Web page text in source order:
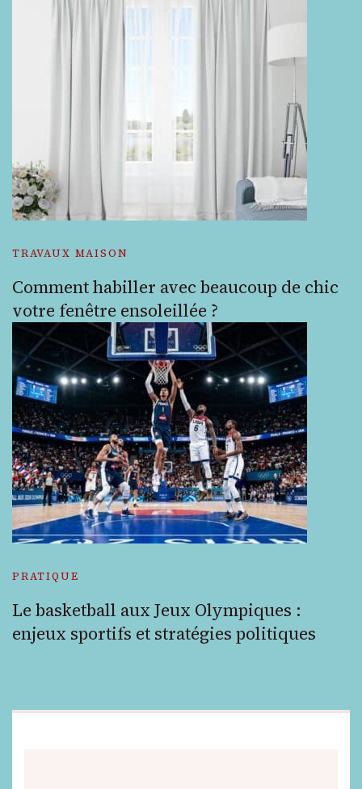
TRAVAUX MAISON
Comment habiller avec beaucoup de chic
votre fenêtre ensoleillée ?
PRATIQUE
Le basketball aux Jeux Olympiques :
enjeux sportifs et stratégies politiques